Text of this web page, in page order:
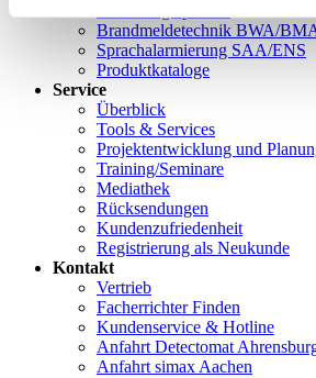
Brandmeldetechnik BWA/
Sprachalarmierung SAA/ENS
Produktkataloge
Service
Überblick
Tools & Services
Projektentwicklung und
Training/Seminare
Mediathek
Rücksendungen
Kundenzufriedenheit
Registrierung als Neukunde
Kontakt
Vertrieb
Facherrichter Finden
Kundenservice & Hotline
Anfahrt Detectomat
Anfahrt simax Aachen